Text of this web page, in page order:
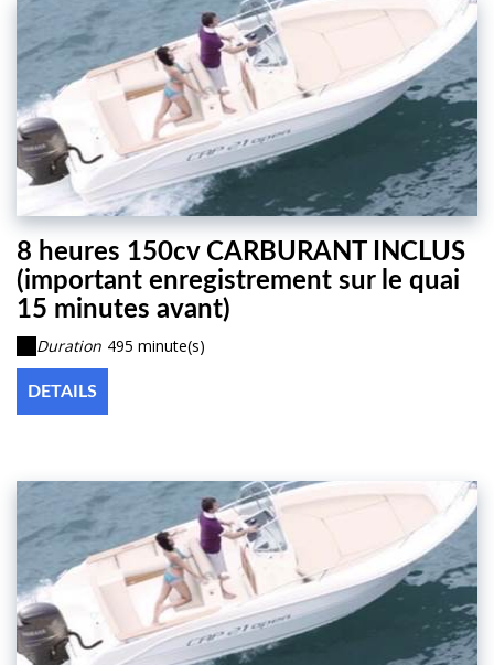
8 heures 150cv CARBURANT INCLUS
(important enregistrement sur le quai
15 minutes avant)
Duration 495 minute(s)
DETAILS